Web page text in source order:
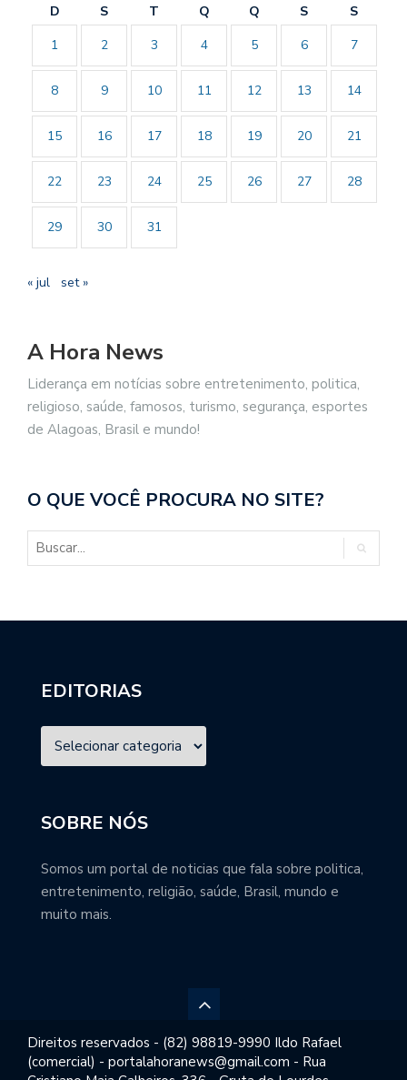
D S T Q Q S
S
1
2 3 4 5 6 7
8 9 10 11 12 13 14
15 16 17 18 19 20 21
22 23 24 25 26 27 28
29 30 31
« jul set »
A Hora News
Liderança em notícias sobre entretenimento, politica,
religioso, saúde, famosos, turismo, segurança, esportes
de Alagoas, Brasil e mundo!
O QUE VOCÊ PROCURA NO SITE?
EDITORIAS
SOBRE NÓS
Somos um portal de noticias que fala sobre politica,
entretenimento, religião, saúde, Brasil, mundo e
muito mais.
Direitos reservados - (82) 98819-9990 Ildo Rafael
(comercial) - portalahoranews@gmail.com - Rua